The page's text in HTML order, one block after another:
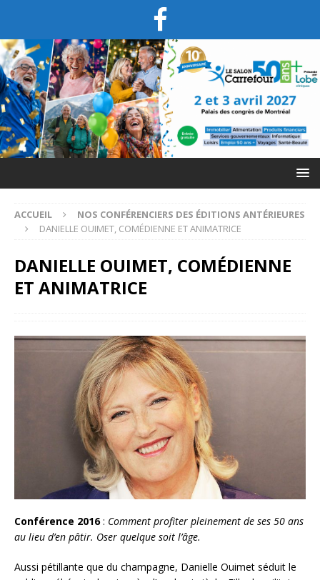
ACCUEIL
NOS CONFÉRENCIERS DES ÉDITIONS ANTÉRIEURES
DANIELLE OUIMET, COMÉDIENNE ET ANIMATRICE
DANIELLE OUIMET, COMÉDIENNE
ET ANIMATRICE
Conférence 2016: Comment profiter pleinement de ses 50 ans
au lieu d’en pâtir. Oser quelque soit l’âge.
Aussi pétillante que du champagne, Danielle Ouimet séduit le